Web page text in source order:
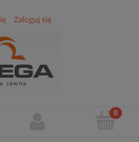
Zaloguj się